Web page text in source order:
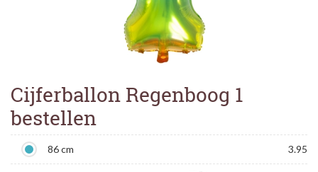
Cijferballon Regenboog 1
bestellen
86 cm 3.95